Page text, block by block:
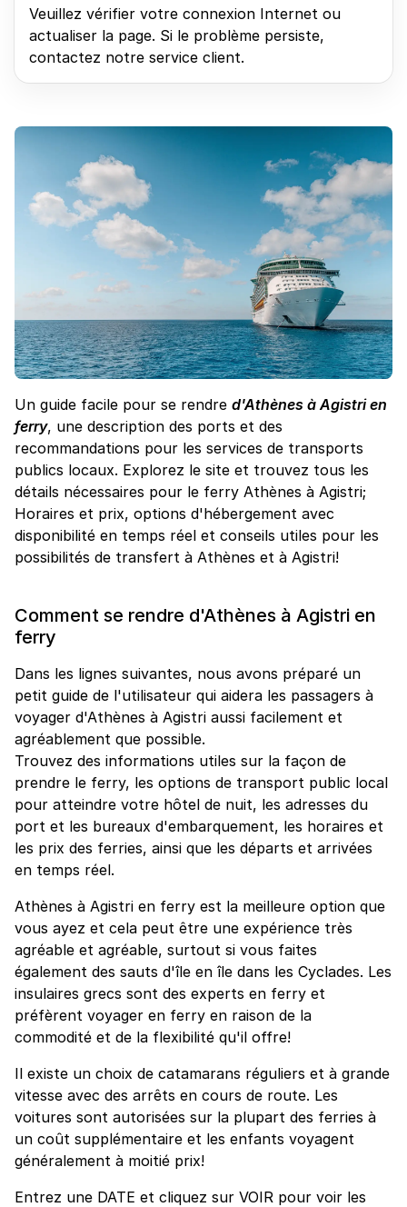
Un guide facile pour se rendre d'Athènes à Agistri en
ferry, une description des ports et des
recommandations pour les services de transports
publics locaux. Explorez le site et trouvez tous les
détails nécessaires pour le ferry Athènes à Agistri;
Horaires et prix, options d'hébergement avec
disponibilité en temps réel et conseils utiles pour les
possibilités de transfert à Athènes et à Agistri!
Comment se rendre d'Athènes à Agistri en
ferry
Dans les lignes suivantes, nous avons préparé un
petit guide de l'utilisateur qui aidera les passagers à
voyager d'Athènes à Agistri aussi facilement et
agréablement que possible.
Trouvez des informations utiles sur la façon de
prendre le ferry, les options de transport public local
pour atteindre votre hôtel de nuit, les adresses du
port et les bureaux d'embarquement, les horaires et
les prix des ferries, ainsi que les départs et arrivées
en temps réel.
Athènes à Agistri en ferry est la meilleure option que
vous ayez et cela peut être une expérience très
agréable et agréable, surtout si vous faites
également des sauts d'île en île dans les Cyclades. Les
insulaires grecs sont des experts en ferry et
préfèrent voyager en ferry en raison de la
commodité et de la flexibilité qu'il offre!
Il existe un choix de catamarans réguliers et à grande
vitesse avec des arrêts en cours de route. Les
voitures sont autorisées sur la plupart des ferries à
un coût supplémentaire et les enfants voyagent
généralement à moitié prix!
Entrez une DATE et cliquez sur VOIR pour voir les
Veuillez vérifier votre connexion Internet ou
actualiser la page. Si le problème persiste,
contactez notre service client.